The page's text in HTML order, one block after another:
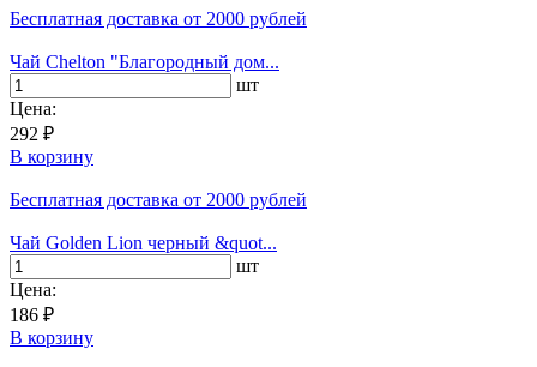
Бесплатная доставка от 2000 рублей
Чай Chelton "Благородный дом...
шт
Цена:
292 ₽
В корзину
Бесплатная доставка от 2000 рублей
Чай Golden Lion черный &quot...
шт
Цена:
186 ₽
В корзину